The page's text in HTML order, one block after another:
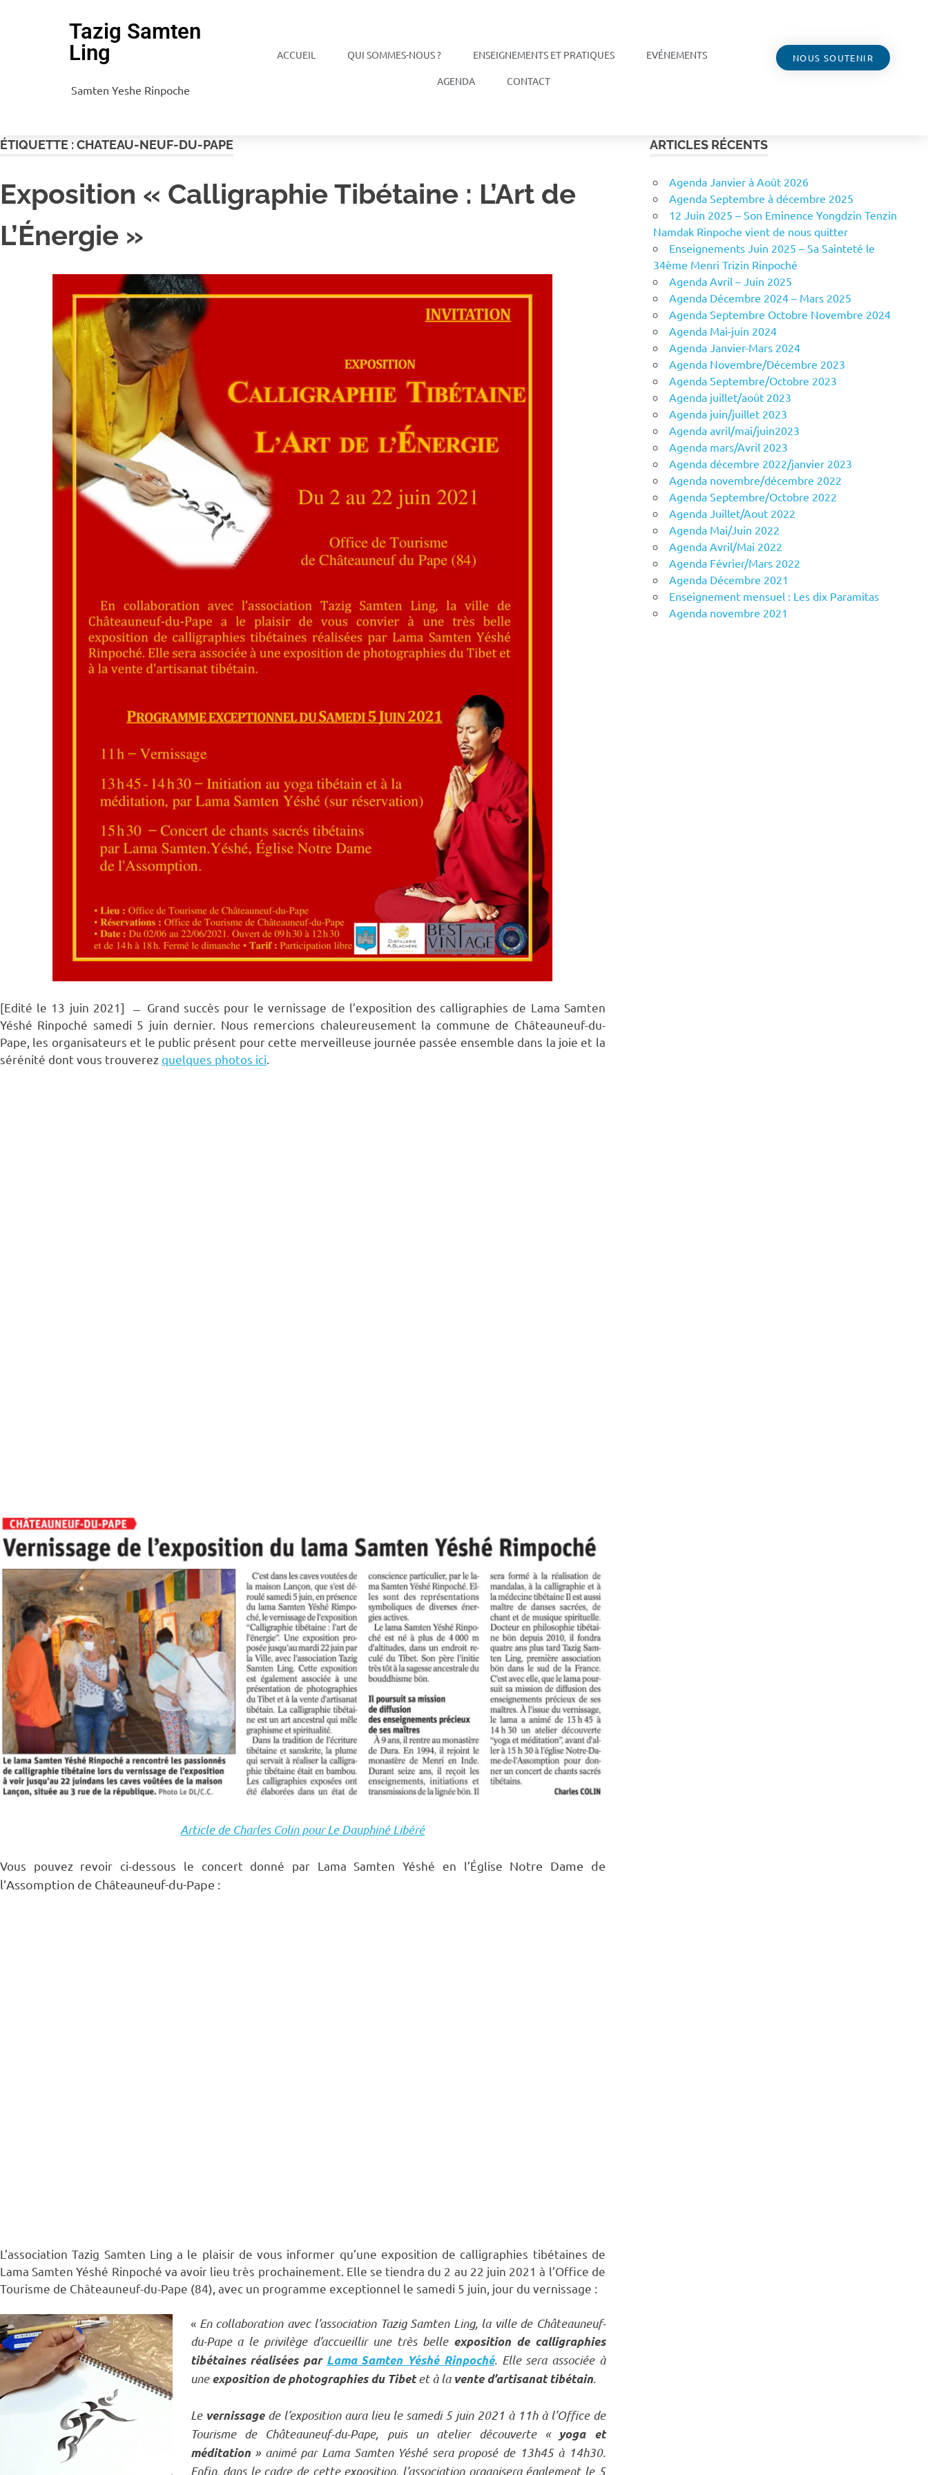
Tazig Samten
Ling
Samten Yeshe Rinpoche
ACCUEIL QUI SOMMES-NOUS ? ENSEIGNEMENTS ET PRATIQUES EVÉNEMENTS
AGENDA CONTACT
NOUS SOUTENIR
ÉTIQUETTE :CHATEAU-NEUF-DU-PAPE
Exposition « Calligraphie Tibétaine : L’Art de
L’Énergie »
[Edité le 13 juin 2021] ̶ Grand succès pour le vernissage de l’exposition des calligraphies de Lama Samten
Yéshé Rinpoché samedi 5 juin dernier. Nous remercions chaleureusement la commune de Châteauneuf-du-
Pape, les organisateurs et le public présent pour cette merveilleuse journée passée ensemble dans la joie et la
sérénité dont vous trouverezquelques photos ici
Article de Charles Colin pour Le Dauphiné Libéré
Vous pouvez revoir ci-dessous le concert donné par Lama Samten Yéshé en l’Église Notre Dame de
l’Assomption de Châteauneuf-du-Pape :
L’association Tazig Samten Ling a le plaisir de vous informer qu’une exposition de calligraphies tibétaines de
Lama Samten Yéshé Rinpoché va avoir lieu très prochainement. Elle se tiendra du 2 au 22 juin 2021 à l’Office de
Tourisme de Châteauneuf-du-Pape (84), avec un programme exceptionnel le samedi 5 juin, jour du vernissage :
« En collaboration avec l’association Tazig Samten Ling, la ville de Châteauneuf-
du-Pape a le privilège d’accueillir une très belle exposition de calligraphies
tibétaines réalisées par Lama Samten Yéshé Rinpoché. Elle sera associée à
uneexposition de photographies du Tibetet à la vente d’artisanat tibétain.
Le vernissagede l’exposition aura lieu le samedi 5 juin 2021 à 11h à l’Office de
Tourisme de Châteauneuf-du-Pape, puis un atelier découverte « yoga et
méditation» animé par Lama Samten Yéshé sera proposé de 13h45 à 14h30.
Enfin, dans le cadre de cette exposition, l’association organisera également le 5
ARTICLES RÉCENTS
Agenda Janvier à Août 2026
Agenda Septembre à décembre 2025
12 Juin 2025 – Son Eminence Yongdzin Tenzin
Namdak Rinpoche vient de nous quitter
Enseignements Juin 2025 – Sa Sainteté le
34ème Menri Trizin Rinpoché
Agenda Avril – Juin 2025
Agenda Décembre 2024 – Mars 2025
Agenda Septembre Octobre Novembre 2024
Agenda Mai-juin 2024
Agenda Janvier-Mars 2024
Agenda Novembre/Décembre 2023
Agenda Septembre/Octobre 2023
Agenda juillet/août 2023
Agenda juin/juillet 2023
Agenda avril/mai/juin2023
Agenda mars/Avril 2023
Agenda décembre 2022/janvier 2023
Agenda novembre/décembre 2022
Agenda Septembre/Octobre 2022
Agenda Juillet/Aout 2022
Agenda Mai/Juin 2022
Agenda Avril/Mai 2022
Agenda Février/Mars 2022
Agenda Décembre 2021
Enseignement mensuel : Les dix Paramitas
Agenda novembre 2021